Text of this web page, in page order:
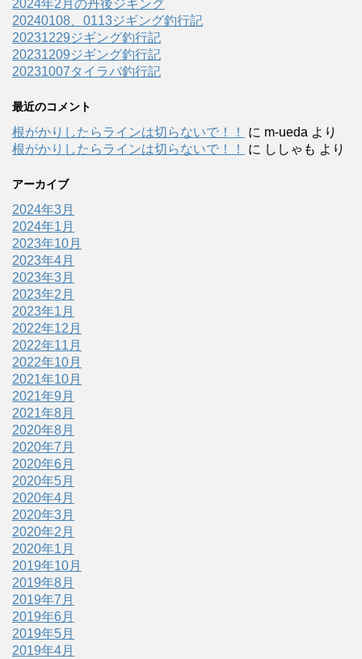
2024年2月の丹後ジギング
20240108、0113ジギング釣行記
20231229ジギング釣行記
20231209ジギング釣行記
20231007タイラバ釣行記
最近のコメント
根がかりしたらラインは切らないで！！ に m-ueda より
根がかりしたらラインは切らないで！！
に ししゃも より
アーカイブ
2024年3月
2024年1月
2023年10月
2023年4月
2023年3月
2023年2月
2023年1月
2022年12月
2022年11月
2022年10月
2021年10月
2021年9月
2021年8月
2020年8月
2020年7月
2020年6月
2020年5月
2020年4月
2020年3月
2020年2月
2020年1月
2019年10月
2019年8月
2019年7月
2019年6月
2019年5月
2019年4月